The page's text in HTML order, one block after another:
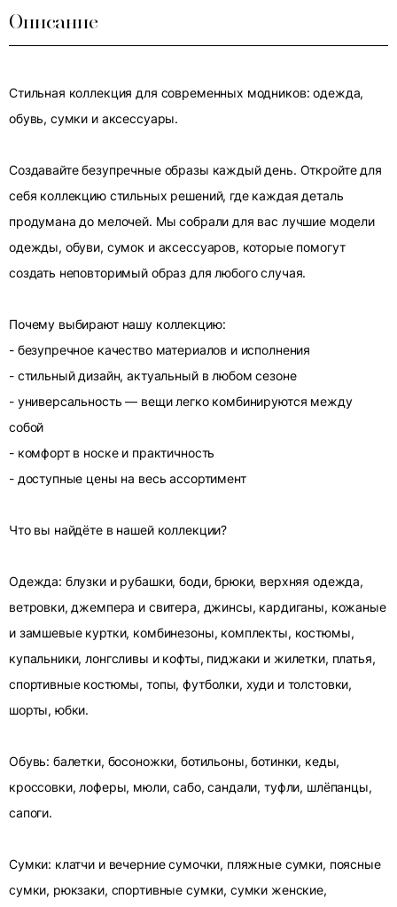
Описание
Стильная коллекция для современных модников: одежда,
обувь, сумки и аксессуары.
Создавайте безупречные образы каждый день. Откройте для
себя коллекцию стильных решений, где каждая деталь
продумана до мелочей. Мы собрали для вас лучшие модели
одежды, обуви, сумок и аксессуаров, которые помогут
создать неповторимый образ для любого случая.
Почему выбирают нашу коллекцию:
- безупречное качество материалов и исполнения
- стильный дизайн, актуальный в любом сезоне
- универсальность — вещи легко комбинируются между
собой
- комфорт в носке и практичность
- доступные цены на весь ассортимент
Что вы найдёте в нашей коллекции?
Одежда: блузки и рубашки, боди, брюки, верхняя одежда,
ветровки, джемпера и свитера, джинсы, кардиганы, кожаные
и замшевые куртки, комбинезоны, комплекты, костюмы,
купальники, лонгсливы и кофты, пиджаки и жилетки, платья,
спортивные костюмы, топы, футболки, худи и толстовки,
шорты, юбки.
Обувь: балетки, босоножки, ботильоны, ботинки, кеды,
кроссовки, лоферы, мюли, сабо, сандали, туфли, шлёпанцы,
сапоги.
Сумки: клатчи и вечерние сумочки, пляжные сумки, поясные
сумки, рюкзаки, спортивные сумки, сумки женские,